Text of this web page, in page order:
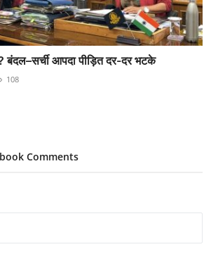
बंदल–सर्ची आपदा पीड़ित दर-दर भटके
108
Comments